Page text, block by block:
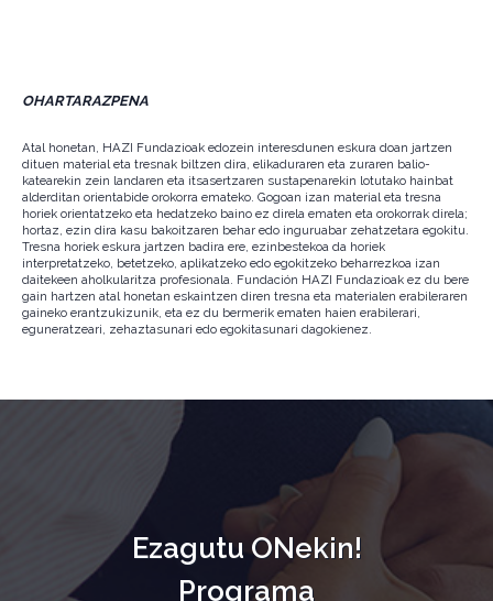
OHARTARAZPENA
Atal honetan, HAZI Fundazioak edozein interesdunen eskura doan jartzen
dituen material eta tresnak biltzen dira, elikaduraren eta zuraren balio-
katearekin zein landaren eta itsasertzaren sustapenarekin lotutako hainbat
alderditan orientabide orokorra emateko. Gogoan izan material eta tresna
horiek orientatzeko eta hedatzeko baino ez direla ematen eta orokorrak direla;
hortaz, ezin dira kasu bakoitzaren behar edo inguruabar zehatzetara egokitu.
Tresna horiek eskura jartzen badira ere, ezinbestekoa da horiek
interpretatzeko, betetzeko, aplikatzeko edo egokitzeko beharrezkoa izan
daitekeen aholkularitza profesionala. Fundación HAZI Fundazioak ez du bere
gain hartzen atal honetan eskaintzen diren tresna eta materialen erabileraren
gaineko erantzukizunik, eta ez du bermerik ematen haien erabilerari,
eguneratzeari, zehaztasunari edo egokitasunari dagokienez.
Ezagutu ONekin!
Programa